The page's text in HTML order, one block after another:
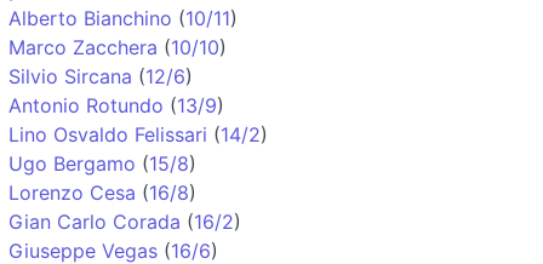
Alberto Bianchino (10/11)
Marco Zacchera (10/10)
Silvio Sircana (12/6)
Antonio Rotundo (13/9)
Lino Osvaldo Felissari (14/2)
Ugo Bergamo (15/8)
Lorenzo Cesa (16/8)
Gian Carlo Corada (16/2)
Giuseppe Vegas (16/6)